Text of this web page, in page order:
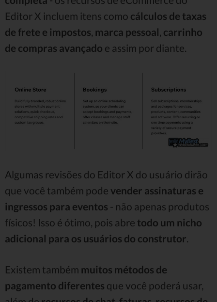
Editor X incluem itens como cálculos de taxas
de frete e impostos, marca pessoal, carrinho
de compras avançado e assim por diante.
Algumas revisões do Editor X do usuário dirão
que você também pode vender assinaturas e
ingressos para eventos - não apenas produtos
físicos! Isso é ótimo, pois abre todo um nicho
adicional para os usuários do construtor.
Existem também muitos métodos de
pagamento diferentes que você poderá usar,